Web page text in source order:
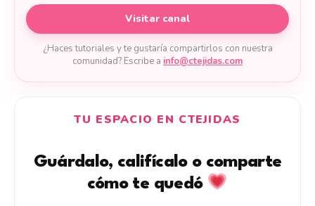
Visitar canal
¿Haces tutoriales y te gustaría compartirlos con nuestra
comunidad? Escribe a info@ctejidas.com
TU ESPACIO EN CTEJIDAS
Guárdalo, califícalo o comparte
cómo te quedó